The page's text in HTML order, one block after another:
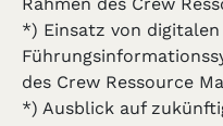
*) Einsatz von digitalen
des Crew Ressource
*) Ausblick auf